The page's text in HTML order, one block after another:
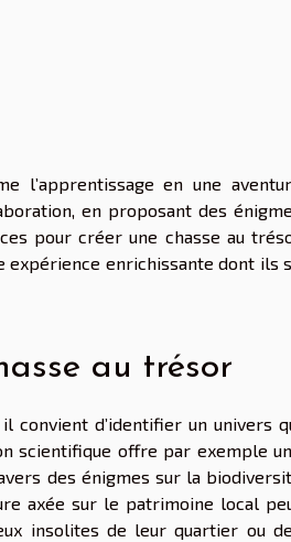
l’apprentissage en une
en proposant des
pour créer une chasse au
expérience enrichissante dont ils
au trésor
convient d’identifier un univers
scientifique offre par exemple
des énigmes sur la
axée sur le patrimoine local
insolites de leur quartier ou